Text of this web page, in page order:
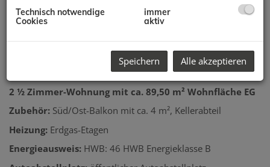
2 ½ Zimmer-Wohnung mit ca. 89,50 m² Wohnfläche EG
Zubehör: Süd/Ost-Balkon mit ca. 4 m², Kellerabteil
Heizung: Erdgas-Etagen
Energieausweis: HWB: 46 HWB Energieklasse B
Technisch notwendige
Cookies
immer
aktiv
Speichern Alle akzeptieren